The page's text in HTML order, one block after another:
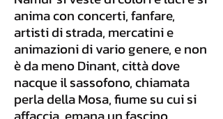
anima con concerti, fanfare,
artisti di strada, mercatini e
animazioni di vario genere, e non
è da meno Dinant, città dove
nacque il sassofono, chiamata
perla della Mosa, fiume su cui si